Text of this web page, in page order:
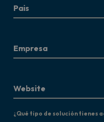
Pais
Empresa
Website
¿Qué tipo de solución tienes